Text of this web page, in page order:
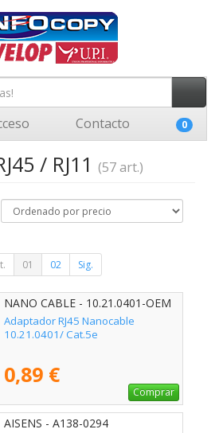
Contacto 0
/ RJ11 (57 art.)
01 02 Sig.
NANO CABLE - 10.21.0401-OEM
Adaptador RJ45 Nanocable
10.21.0401/ Cat.5e
0,89 €
Comprar
AISENS - A138-0294